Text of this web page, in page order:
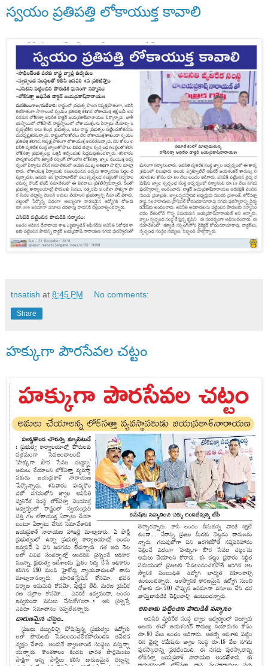
స్వయం ప్రతిపత్తి లోకాయుక్త కావాలి
tnsatish at 8:45 PM No comments:
Share
హక్కుగా పౌరసేవల చట్టం